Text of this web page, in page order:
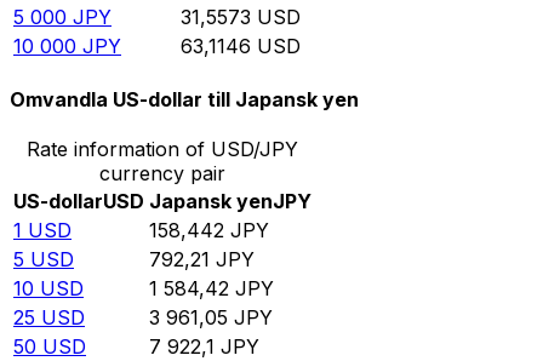
5 000 JPY 31,5573 USD
10 000 JPY 63,1146 USD
Omvandla US-dollar till Japansk yen
Rate information of USD/JPY
currency pair
US-dollarUSD Japansk yenJPY
1 USD 158,442 JPY
5 USD 792,21 JPY
10 USD 1 584,42 JPY
25 USD 3 961,05 JPY
50 USD 7 922,1 JPY